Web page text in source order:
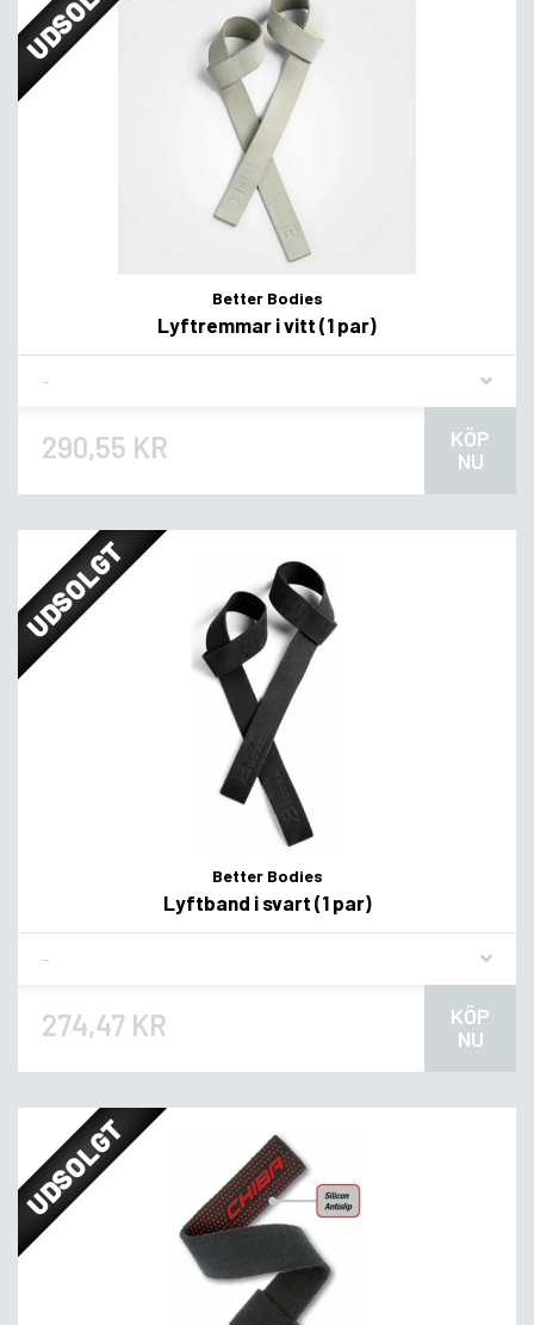
Better Bodies
Lyftremmar i vitt (1 par)
290,55 KR
KÖP
NU
UDSOLGT
Better Bodies
Lyftband i svart (1 par)
274,47 KR
KÖP
NU
UDSOLGT